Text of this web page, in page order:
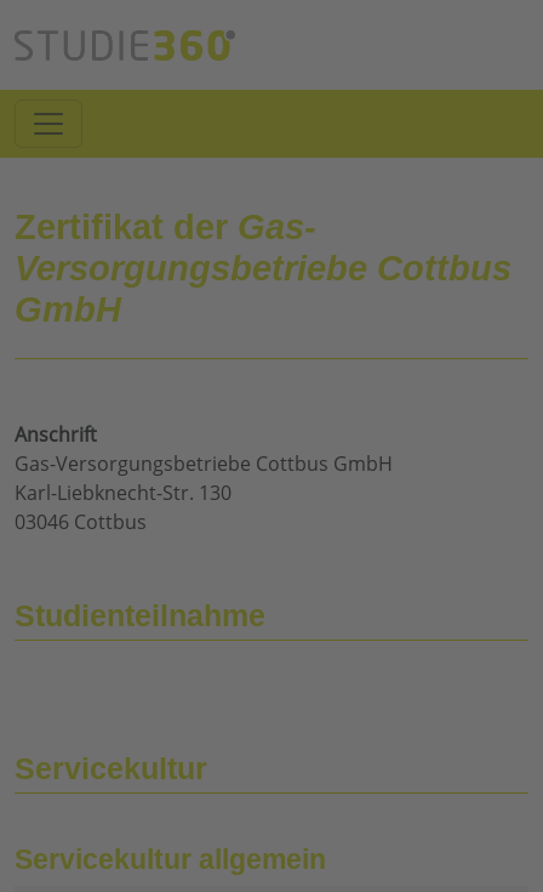
Zertifikat der Gas-
Versorgungsbetriebe Cottbus
GmbH
Anschrift
Gas-Versorgungsbetriebe Cottbus GmbH
Karl-Liebknecht-Str. 130
03046 Cottbus
Studienteilnahme
Servicekultur
Servicekultur allgemein